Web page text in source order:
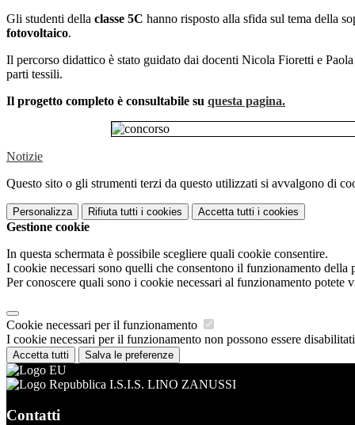
Gli studenti della classe 5C hanno risposto alla sfida sul tema della
fotovoltaico.
Il percorso didattico è stato guidato dai docenti Nicola Fioretti e
parti tessili.
Il progetto completo è consultabile su questa pagina.
Notizie
Questo sito o gli strumenti terzi da questo utilizzati si avvalgono di
Personalizza Rifiuta tutti i cookies Accetta tutti i cookies
Gestione cookie
In questa schermata è possibile scegliere quali cookie consentire.
I cookie necessari sono quelli che consentono il funzionamento
Per conoscere quali sono i cookie necessari al funzionamento potete
Cookie necessari per il funzionamento
I cookie necessari per il funzionamento non possono essere
Accetta tutti Salva le preferenze
I.S.I.S. LINO ZANUSSI
Contatti